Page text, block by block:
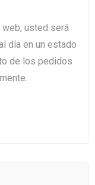
web, usted será
día en un estado
de los pedidos